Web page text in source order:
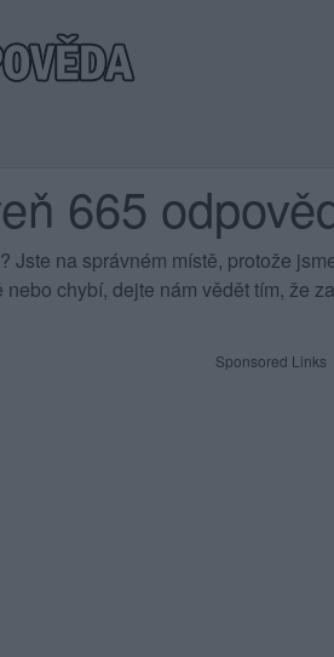
665
Jste na správném místě, protože
chybí, dejte nám vědět tím, že
Sponsored Links